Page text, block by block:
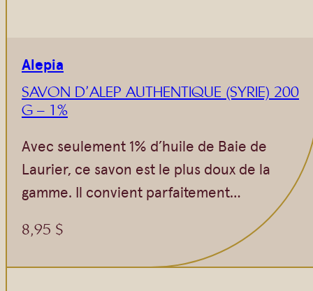
Alepia
SAVON D’ALEP AUTHENTIQUE (SYRIE) 200
G – 1%
Avec seulement 1% d’huile de Baie de
Laurier, ce savon est le plus doux de la
gamme. Il convient parfaitement…
8,95 $